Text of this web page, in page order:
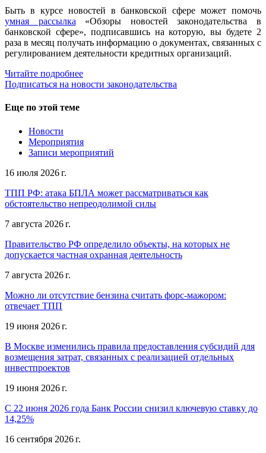
Быть в курсе новостей в банковской сфере может помочь
умная рассылка «Обзоры новостей законодательства в
банковской сфере», подписавшись на которую, вы будете 2
раза в месяц получать информацию о документах, связанных с
регулированием деятельности кредитных организаций.
Читайте подробнее
Подписаться на новости законодательства
Еще по этой теме
Новости
Мероприятия
Записи мероприятий
16 июля 2026 г.
ТПП РФ: атака БПЛА может рассматриваться как
обстоятельство непреодолимой силы
7 августа 2026 г.
Правительство РФ определило объекты, на которых не
допускается частная охранная деятельность
7 августа 2026 г.
Можно ли отсутствие бензина считать форс-мажором:
отвечает ТПП
19 июня 2026 г.
В Москве изменились правила предоставления субсидий для
возмещения затрат, связанных с реализацией отдельных
инвестпроектов
19 июня 2026 г.
С 22 июня 2026 года Банк России снизил ключевую ставку до
14,25%
16 сентября 2026 г.